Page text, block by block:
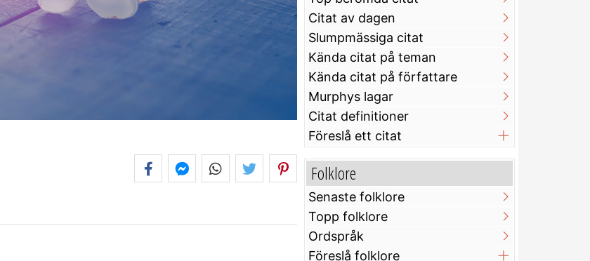
Citat av dagen
Slumpmässiga citat
Kända citat på teman
Kända citat på författare
Murphys lagar
Citat definitioner
Föreslå ett citat
Folklore
Senaste folklore
Topp folklore
Ordspråk
Föreslå folklore